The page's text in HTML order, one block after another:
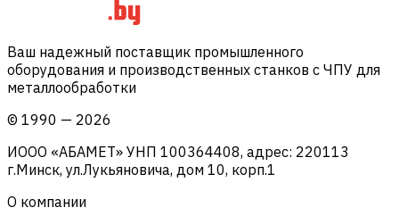
Ваш надежный поставщик промышленного
оборудования и производственных станков с ЧПУ для
металлообработки
© 1990 — 2026
ИООО «АБАМЕТ» УНП 100364408, адрес: 220113
г.Минск, ул.Лукьяновича, дом 10, корп.1
О компании